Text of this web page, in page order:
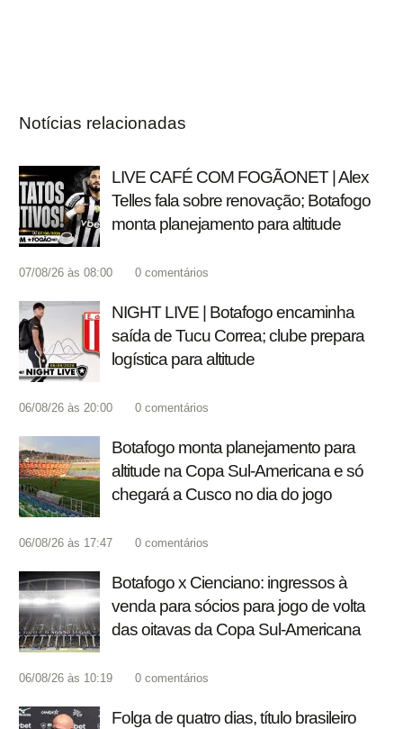
Notícias relacionadas
LIVE CAFÉ COM FOGÃONET | Alex
Telles fala sobre renovação; Botafogo
monta planejamento para altitude
07/08/26 às 08:00 0 comentários
NIGHT LIVE | Botafogo encaminha
saída de Tucu Correa; clube prepara
logística para altitude
06/08/26 às 20:00 0 comentários
Botafogo monta planejamento para
altitude na Copa Sul-Americana e só
chegará a Cusco no dia do jogo
06/08/26 às 17:47 0 comentários
Botafogo x Cienciano: ingressos à
venda para sócios para jogo de volta
das oitavas da Copa Sul-Americana
06/08/26 às 10:19 0 comentários
Folga de quatro dias, título brasileiro